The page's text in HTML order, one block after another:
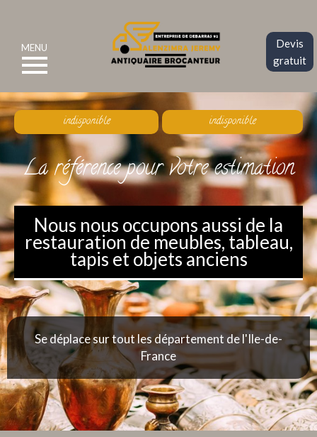
Devis
gratuit
MENU
indisponible indisponible
La référence pour votre estimation
Nous nous occupons aussi de la
restauration de meubles, tableau,
tapis et objets anciens
Se déplace sur tout les département de l'Ile-de-
France